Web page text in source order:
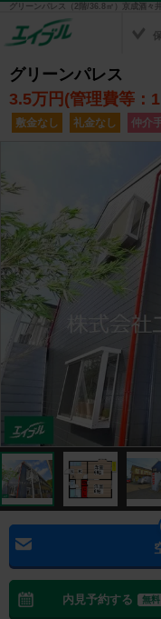
グリーンパレス
3.5万円(管理費等：
敷金なし 礼金なし 仲介
内見予約する 無料